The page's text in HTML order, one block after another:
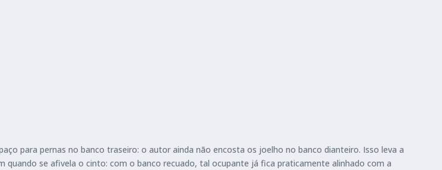
para pernas no banco traseiro: o autor ainda não encosta os joelho no banco dianteiro. Isso leva a
se afivela o cinto: com o banco recuado, tal ocupante já fica praticamente alinhado com a